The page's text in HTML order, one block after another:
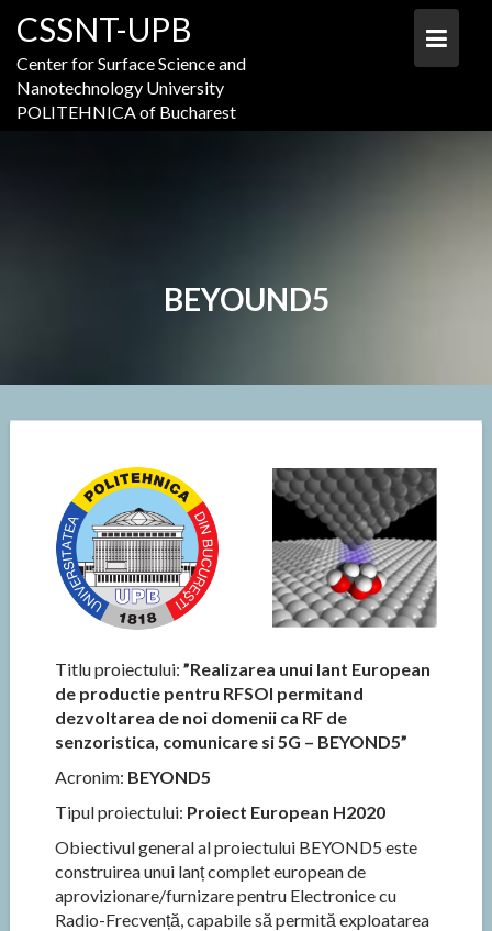
content
CSSNT-UPB
Center for Surface Science and
Nanotechnology University
POLITEHNICA of Bucharest
BEYOUND5
Titlu proiectului: ”Realizarea unui lant European
de productie pentru RFSOI permitand
dezvoltarea de noi domenii ca RF de
senzoristica, comunicare si 5G – BEYOND5”
Acronim: BEYOND5
Tipul proiectului: Proiect European H2020
Obiectivul general al proiectului BEYOND5 este
construirea unui lanț complet european de
aprovizionare/furnizare pentru Electronice cu
Radio-Frecvență, capabile să permită exploatarea